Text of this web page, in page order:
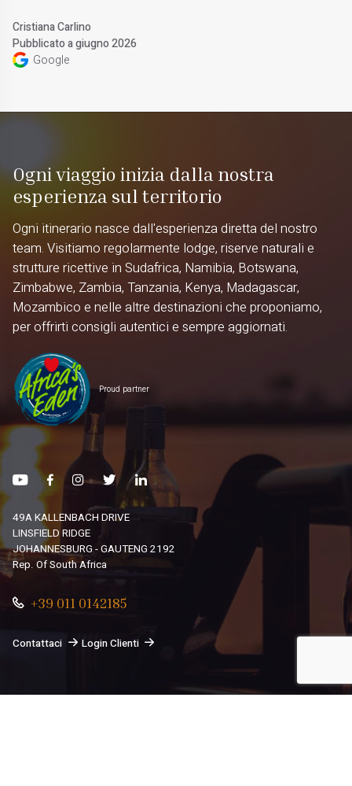
Cristiana Carlino
Pubblicato a giugno 2026
Google
Ogni viaggio inizia dalla nostra
esperienza sul territorio
Ogni itinerario nasce dall'esperienza diretta del nostro
team. Visitiamo regolarmente lodge, riserve naturali e
strutture ricettive in Sudafrica, Namibia, Botswana,
Zimbabwe, Zambia, Tanzania, Kenya, Madagascar,
Mozambico e nelle altre destinazioni che proponiamo,
per offrirti consigli autentici e sempre aggiornati.
Proud partner
49A KALLENBACH DRIVE
LINSFIELD RIDGE
JOHANNESBURG - GAUTENG 2192
Rep. Of South Africa
+39 011 0142185
Contattaci Login Clienti